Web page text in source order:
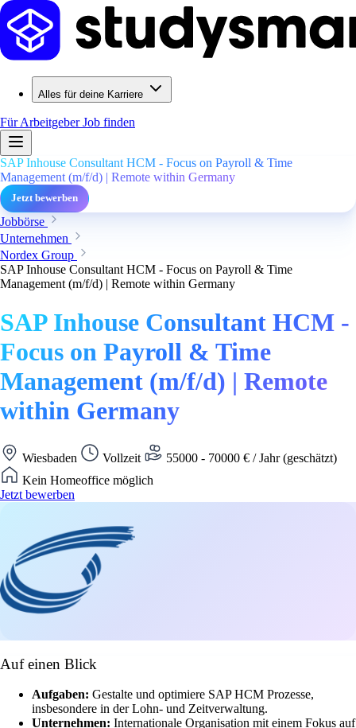
Alles für deine Karriere
Für ArbeitgeberJob finden
SAP Inhouse Consultant HCM - Focus on Payroll & Time
Management (m/f/d) | Remote within Germany
Jetzt bewerben
Jobbörse
Unternehmen
Nordex Group
SAP Inhouse Consultant HCM - Focus on Payroll & Time
Management (m/f/d) | Remote within Germany
SAP Inhouse Consultant HCM -
Focus on Payroll & Time
Management (m/f/d) | Remote
within Germany
Wiesbaden Vollzeit
55000 - 70000 € / Jahr (geschätzt)
Kein Homeoffice möglich
Jetzt bewerben
Auf einen Blick
Aufgaben: Gestalte und optimiere SAP HCM Prozesse,
insbesondere in der Lohn- und Zeitverwaltung.
Unternehmen: Internationale Organisation mit einem Fokus auf